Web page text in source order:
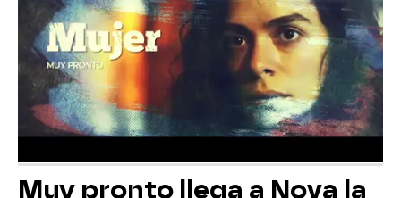
Muy pronto llega a Nova la